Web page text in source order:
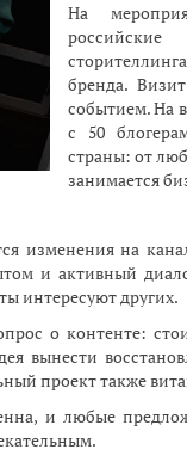
На
бренда.
событием. На
с 50
страны: от
занимается
изменения на
и активный
интересуют других.
о контенте:
вынести
проект также
и любые